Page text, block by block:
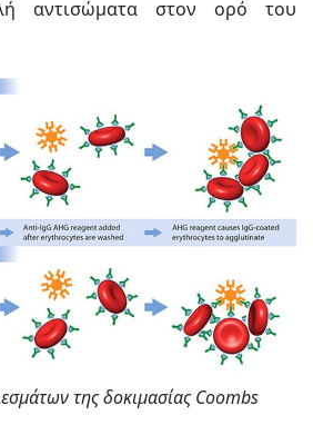
αντισώματα στον ορό του
της δοκιμασίας Coombs